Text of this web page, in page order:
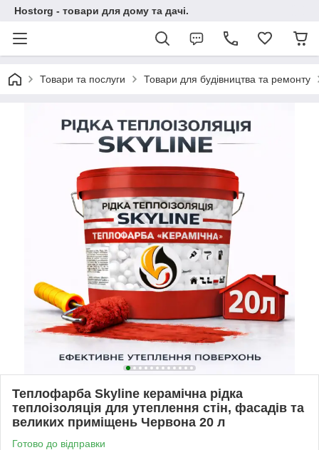
Hostorg - товари для дому та дачі.
Товари та послуги Товари для будівництва та ремонту
Теплофарба Skyline керамічна рідка
теплоізоляція для утеплення стін, фасадів та
великих приміщень Червона 20 л
Готово до відправки